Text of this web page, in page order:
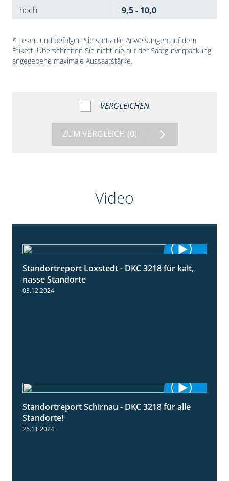
hoch
9,5 - 10,0
* Lesen und befolgen Sie stets die Anweisungen auf dem
Etikett. Überschreiten Sie nicht die auf der Saatgutverpackung
angegebene maximale Aussaatstärke.
VERGLEICHEN
ZUM VERGLEICH (0)
Video
0:53
Standortreport Loxstedt - DKC 3218 für kalt,
nasse Standorte
03.12.2024
2:02
Standortreport Schirnau - DKC 3218 für alle
Standorte!
26.11.2024